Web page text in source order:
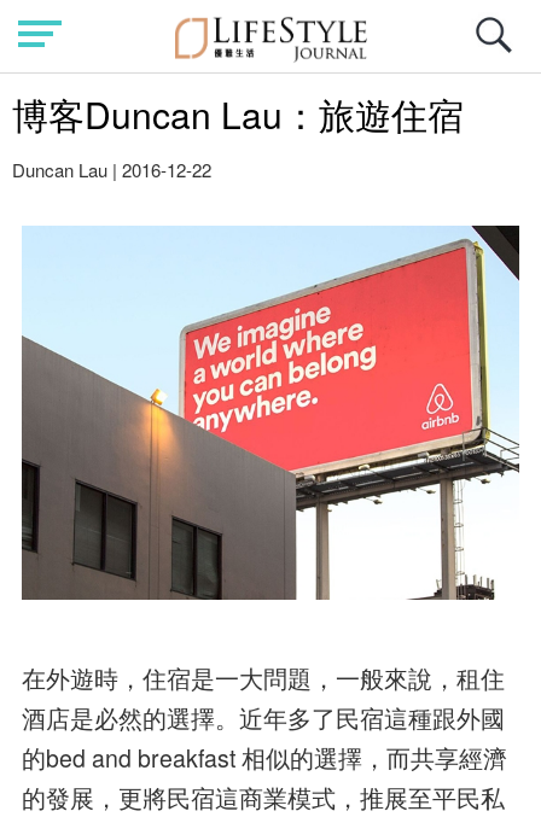
博客Duncan Lau：旅遊住宿
Duncan Lau | 2016-12-22
在外遊時，住宿是一大問題，一般來說，租住
酒店是必然的選擇。近年多了民宿這種跟外國
的bed and breakfast 相似的選擇，而共享經濟
的發展，更將民宿這商業模式，推展至平民私